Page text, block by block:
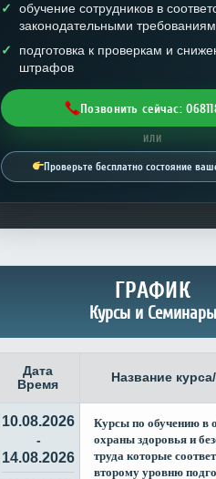
обучение сотрудников в
законодательными
подготовка к проверкам и
штрафов
Позвонить сейчас:
ИЛИ
Проверьте бесплатно состояние
ГРАФИК
Курсы и Семинары
Дата
Время
Название
10.08.2026
-
14.08.2026
Курсы по обучению в
охраны здоровья и
труда которые
второму уровню